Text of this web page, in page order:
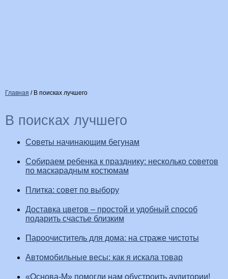
Главная / В поисках лучшего
В поисках лучшего
Советы начинающим бегунам
Собираем ребенка к празднику: несколько советов
по маскарадным костюмам
Плитка: совет по выбору
Доставка цветов – простой и удобный способ
подарить счастье близким
Пароочиститель для дома: на страже чистоты
Автомобильные весы: как я искала товар
«Основа-М» помогли нам обустроить аудитории!